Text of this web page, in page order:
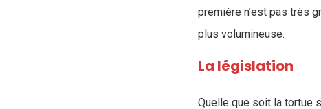
première n’est pas très
plus volumineuse.
La législation
Quelle que soit la tortue